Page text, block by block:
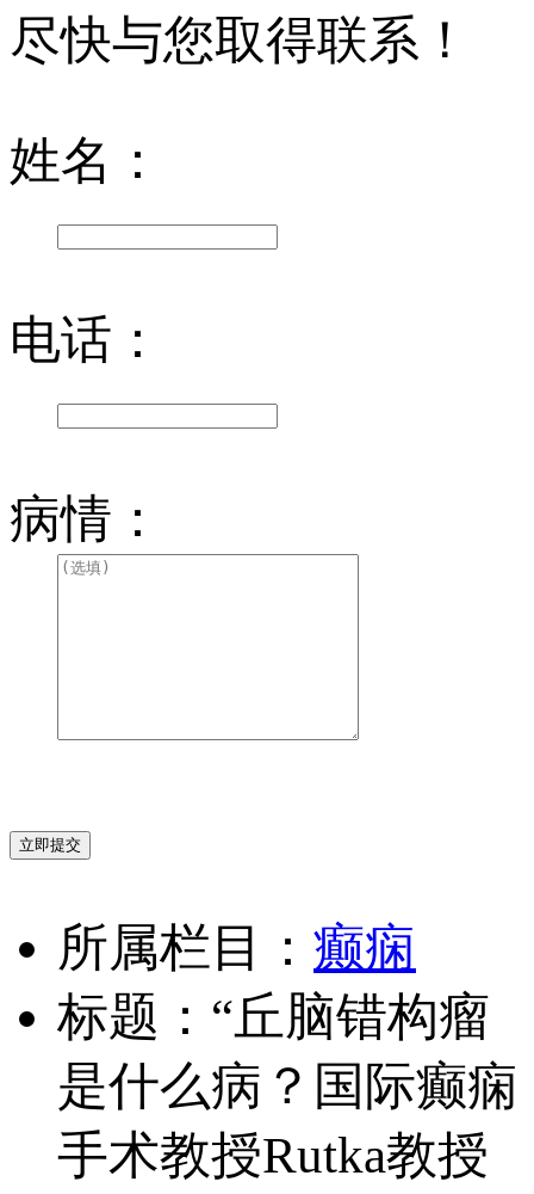
尽快与您取得联系！
姓名：
电话：
病情：
立即提交
所属栏目： 癫痫
标题：“丘脑错构瘤
是什么病？国际癫痫
手术教授Rutka教授